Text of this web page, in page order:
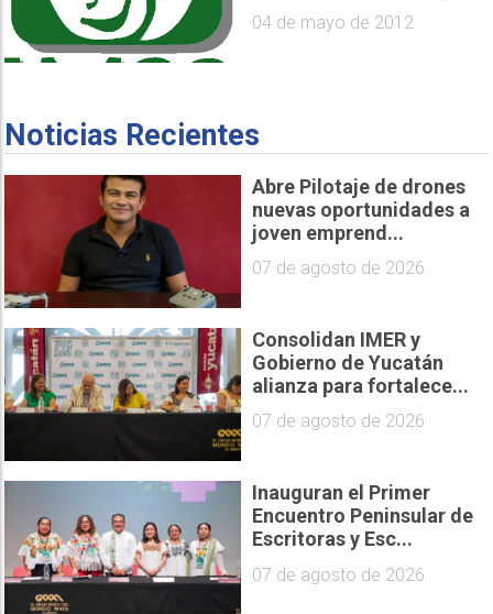
04 de mayo de 2012
Noticias Recientes
Abre Pilotaje de drones
nuevas oportunidades a
joven emprend...
07 de agosto de 2026
Consolidan IMER y
Gobierno de Yucatán
alianza para fortalece...
07 de agosto de 2026
Inauguran el Primer
Encuentro Peninsular de
Escritoras y Esc...
07 de agosto de 2026